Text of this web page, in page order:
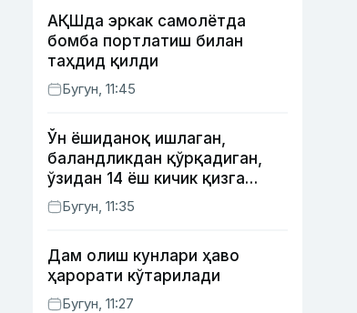
АҚШда эркак самолётда
бомба портлатиш билан
таҳдид қилди
Бугун, 11:45
Ўн ёшиданоқ ишлаган,
баландликдан қўрқадиган,
ўзидан 14 ёш кичик қизга
уйланган Ёрқинхўжа Умаров
34 ёшда
Бугун, 11:35
Дам олиш кунлари ҳаво
ҳарорати кўтарилади
Бугун, 11:27